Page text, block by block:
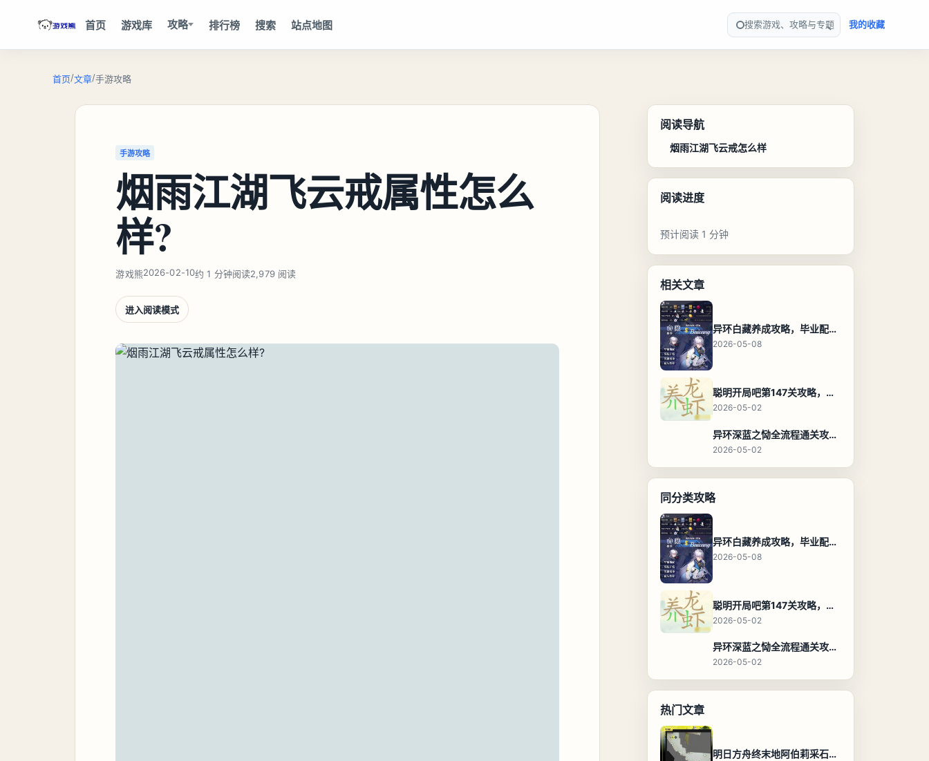
首页 游戏库 攻略 排行榜 搜索 站点地图 搜索游戏、攻略与专题 我的收藏
首页/文章/手游攻略
手游攻略
烟雨江湖飞云戒属性怎么
样?
游戏熊2026-02-10约 1 分钟阅读2,979 阅读
进入阅读模式
阅读导航
烟雨江湖飞云戒怎么样
阅读进度
预计阅读 1 分钟
相关文章
异环白藏养成攻略，毕业配装、技能加点与阵容搭配保姆级解析
2026-05-08
聪明开局吧第147关攻略，养龙虾找出27个常用字通关答案
2026-05-02
异环深蓝之恸全流程通关攻略，教程与隐藏奖励
2026-05-02
同分类攻略
异环白藏养成攻略，毕业配装、技能加点与阵容搭配保姆级解析
2026-05-08
聪明开局吧第147关攻略，养龙虾找出27个常用字通关答案
2026-05-02
异环深蓝之恸全流程通关攻略，教程与隐藏奖励
2026-05-02
热门文章
明日方舟终末地阿伯莉采石场宝箱全收集攻略，全点位分布图与路线